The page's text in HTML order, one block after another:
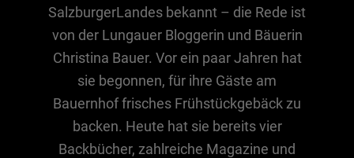
Brauchtum
Hotel & Reise
SalzburgerLandes bekannt – die Rede ist
von der Lungauer Bloggerin und Bäuerin
Christina Bauer. Vor ein paar Jahren hat
sie begonnen, für ihre Gäste am
Bauernhof frisches Frühstückgebäck zu
backen. Heute hat sie bereits vier
Backbücher, zahlreiche Magazine und